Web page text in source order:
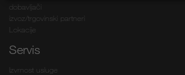
dobavljači
izvoz/trgovinski partneri
Lokacije
Servis
Izvrnost usluge